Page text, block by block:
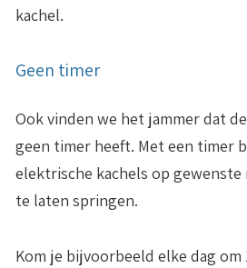
kachel.
Geen timer
Ook vinden we het jammer dat
geen timer heeft. Met een timer
elektrische kachels op
te laten springen.
Kom je bijvoorbeeld elke dag om